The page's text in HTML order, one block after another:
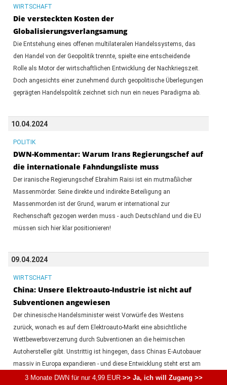
WIRTSCHAFT
Die versteckten Kosten der
Globalisierungsverlangsamung
Die Entstehung eines offenen multilateralen Handelssystems, das
den Handel von der Geopolitik trennte, spielte eine entscheidende
Rolle als Motor der wirtschaftlichen Entwicklung der Nachkriegszeit.
Doch angesichts einer zunehmend durch geopolitische Überlegungen
geprägten Handelspolitik zeichnet sich nun ein neues Paradigma ab.
10.04.2024
POLITIK
DWN-Kommentar: Warum Irans Regierungschef auf
die internationale Fahndungsliste muss
Der iranische Regierungschef Ebrahim Raisi ist ein mutmaßlicher
Massenmörder. Seine direkte und indirekte Beteiligung an
Massenmorden ist der Grund, warum er international zur
Rechenschaft gezogen werden muss - auch Deutschland und die EU
müssen sich hier klar positionieren!
09.04.2024
WIRTSCHAFT
China: Unsere Elektroauto-Industrie ist nicht auf
Subventionen angewiesen
Der chinesische Handelsminister weist Vorwürfe des Westens
zurück, wonach es auf dem Elektroauto-Markt eine absichtliche
Wettbewerbsverzerrung durch Subventionen an die heimischen
Autohersteller gibt. Unstrittig ist hingegen, dass Chinas E-Autobauer
massiv in Europa expandieren - und diese Entwicklung steht erst am
Anfang.3 Monate DWN für nur 4,99 EUR>> Ja, ich will Zugang >>